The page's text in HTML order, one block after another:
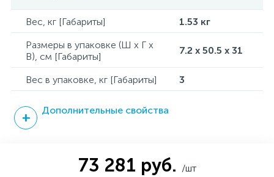
Вес, кг [Габариты]
1.53 кг
Размеры в упаковке (Ш x Г x
В), см [Габариты]
7.2 x 50.5 x 31
Вес в упаковке, кг [Габариты] 3
Дополнительные свойства
73 281 руб. /шт